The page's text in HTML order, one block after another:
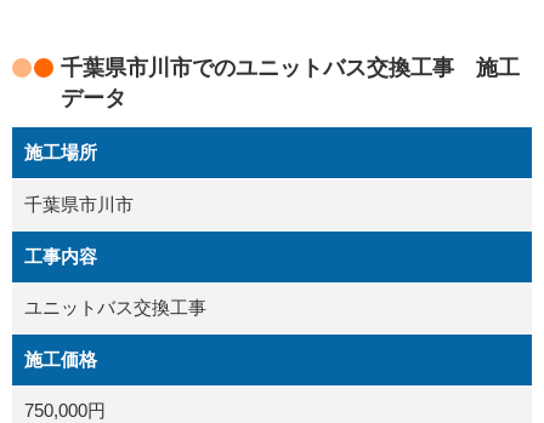
千葉県市川市でのユニットバス交換工事 施工
データ
施工場所
千葉県市川市
工事内容
ユニットバス交換工事
施工価格
750,000円